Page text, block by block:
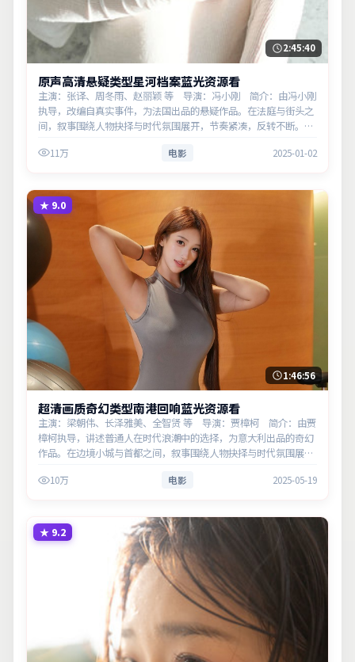
2:45:40
原声高清悬疑类型星河档案蓝光资源看
主演：张译、周冬雨、赵丽颖 等 导演：冯小刚 简介：由冯小刚
执导，改编自真实事件，为法国出品的悬疑作品。在法庭与街头之
间，叙事围绕人物抉择与时代氛围展开，节奏紧凑，反转不断。主
11万 电影 2025-01-02
★ 9.0
1:46:56
超清画质奇幻类型南港回响蓝光资源看
主演：梁朝伟、长泽雅美、全智贤 等 导演：贾樟柯 简介：由贾
樟柯执导，讲述普通人在时代浪潮中的选择，为意大利出品的奇幻
作品。在边境小城与首都之间，叙事围绕人物抉择与时代氛围展
赏性与现实意义。
10万 电影 2025-05-19
★ 9.2